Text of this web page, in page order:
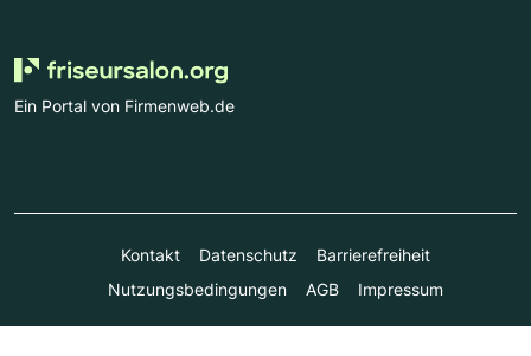
Ein Portal von Firmenweb.de
Kontakt Datenschutz
Barrierefreiheit
Nutzungsbedingungen
AGB Impressum